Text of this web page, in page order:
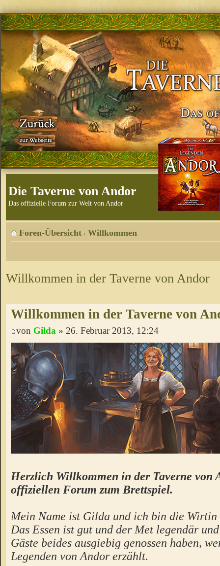
Die Taverne von Andor
Das offizielle Forum zur Welt von Andor
Foren-Übersicht ‹ Willkommen
Willkommen in der Taverne von Andor
Willkommen in der Taverne von
von Gilda » 26. Februar 2013, 12:24
Herzlich Willkommen in der Taverne von
offiziellen Forum zum Brettspiel.
Mein Name ist Gilda und ich bin die Wirtin
Das Essen ist gut und der Met legendär
Gäste beides ausgiebig genossen haben,
Legenden von Andor erzählt.